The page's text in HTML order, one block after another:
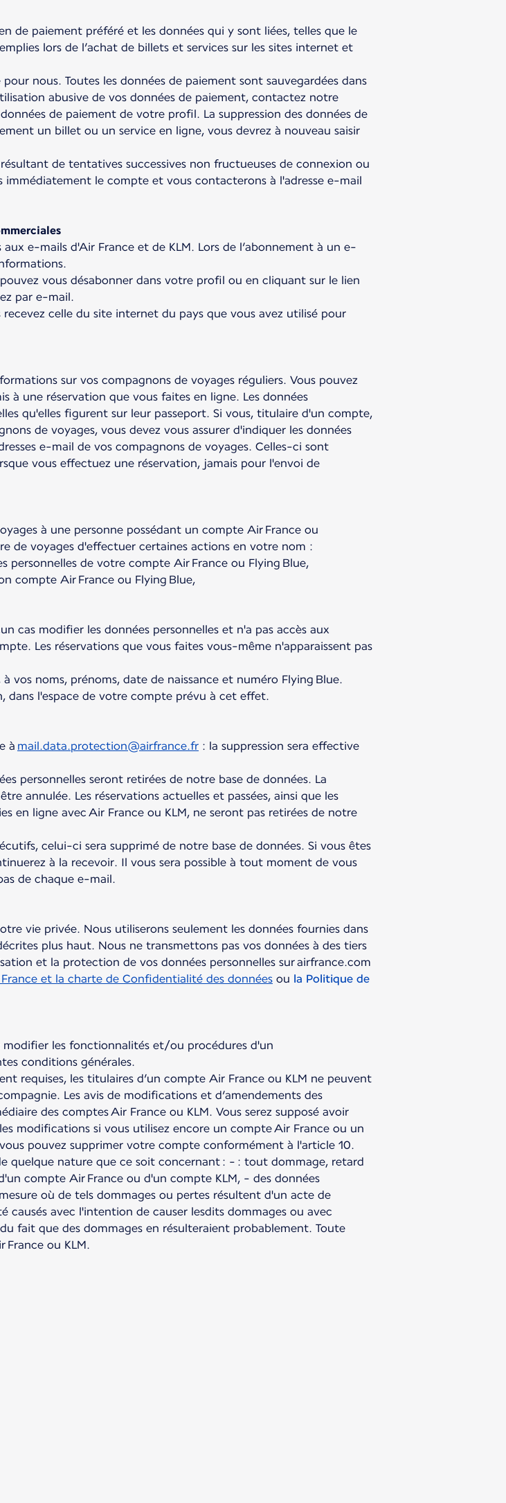
de paiement préféré et les données qui y sont liées, telles que le
lors de l’achat de billets et services sur les sites internet et
nous. Toutes les données de paiement sont sauvegardées dans
abusive de vos données de paiement, contactez notre
de paiement de votre profil. La suppression des données de
un billet ou un service en ligne, vous devrez à nouveau saisir
de tentatives successives non fructueuses de connexion ou
immédiatement le compte et vous contacterons à l'adresse e-mail
e-mails d'Air France et de KLM. Lors de l’abonnement à un e-
vous désabonner dans votre profil ou en cliquant sur le lien
par e-mail.
celle du site internet du pays que vous avez utilisé pour
sur vos compagnons de voyages réguliers. Vous pouvez
à une réservation que vous faites en ligne. Les données
qu'elles figurent sur leur passeport. Si vous, titulaire d'un compte,
de voyages, vous devez vous assurer d'indiquer les données
e-mail de vos compagnons de voyages. Celles-ci sont
vous effectuez une réservation, jamais pour l'envoi de
à une personne possédant un compte Air France ou
de voyages d'effectuer certaines actions en votre nom :
personnelles de votre compte Air France ou Flying Blue,
compte Air France ou Flying Blue,
cas modifier les données personnelles et n'a pas accès aux
Les réservations que vous faites vous-même n'apparaissent pas
vos noms, prénoms, date de naissance et numéro Flying Blue.
l'espace de votre compte prévu à cet effet.
à mail.data.protection@airfrance.fr : la suppression sera effective
personnelles seront retirées de notre base de données. La
annulée. Les réservations actuelles et passées, ainsi que les
en ligne avec Air France ou KLM, ne seront pas retirées de notre
celui-ci sera supprimé de notre base de données. Si vous êtes
à la recevoir. Il vous sera possible à tout moment de vous
de chaque e-mail.
vie privée. Nous utiliserons seulement les données fournies dans
plus haut. Nous ne transmettons pas vos données à des tiers
et la protection de vos données personnelles sur airfrance.com
et la charte de Confidentialité des données ou la Politique de
les fonctionnalités et/ou procédures d'un
conditions générales.
requises, les titulaires d’un compte Air France ou KLM ne peuvent
Les avis de modifications et d’amendements des
des comptes Air France ou KLM. Vous serez supposé avoir
modifications si vous utilisez encore un compte Air France ou un
pouvez supprimer votre compte conformément à l'article 10.
quelque nature que ce soit concernant : - : tout dommage, retard
compte Air France ou d'un compte KLM, - des données
où de tels dommages ou pertes résultent d'un acte de
causés avec l'intention de causer lesdits dommages ou avec
fait que des dommages en résulteraient probablement. Toute
ou KLM.